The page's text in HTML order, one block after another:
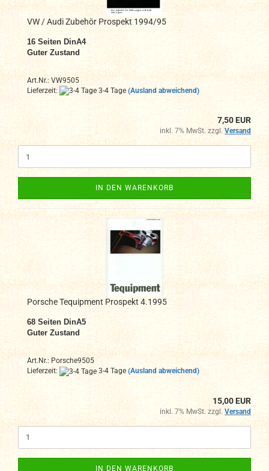
VW / Audi Zubehör Prospekt 1994/95
16 Seiten DinA4
Guter Zustand
Art.Nr.: VW9505
Lieferzeit:
3-4 Tage (Ausland abweichend)
7,50 EUR
inkl. 7% MwSt. zzgl. Versand
IN DEN WARENKORB
Porsche Tequipment Prospekt 4.1995
68 Seiten DinA5
Guter Zustand
Art.Nr.: Porsche9505
Lieferzeit:
3-4 Tage (Ausland abweichend)
15,00 EUR
inkl. 7% MwSt. zzgl. Versand
IN DEN WARENKORB